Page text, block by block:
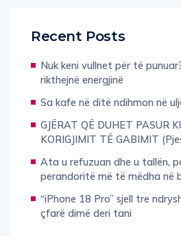
Recent Posts
Nuk keni vullnet për të
rikthejnë energjinë
Sa kafe në ditë ndihmon në
GJËRAT QË DUHET PASUR
KORIGJIMIT TË GABIMIT
Ata u refuzuan dhe u tallën,
perandoritë më të mëdha në
“iPhone 18 Pro” sjell tre
çfarë dimë deri tani